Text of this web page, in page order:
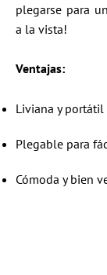
plegarse para
a la vista!
Ventajas:
Liviana y portátil
Plegable para
Cómoda y bien